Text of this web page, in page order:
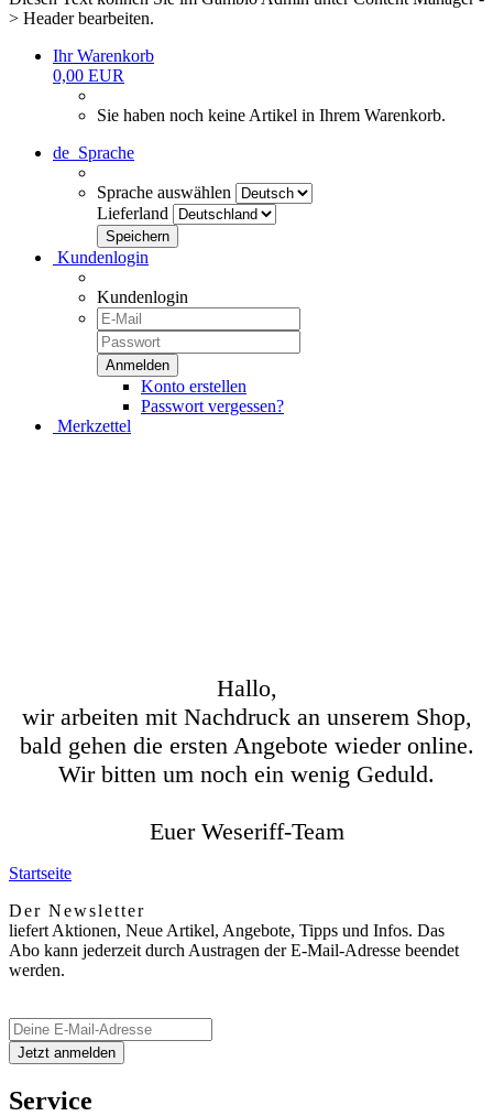
> Header bearbeiten.
Ihr Warenkorb
0,00 EUR
Sie haben noch keine Artikel in Ihrem Warenkorb.
de Sprache
Sprache auswählen
Lieferland
Kundenlogin
Kundenlogin
Konto erstellen
Passwort vergessen?
Merkzettel
Hallo,
wir arbeiten mit Nachdruck an unserem Shop,
bald gehen die ersten Angebote wieder online.
Wir bitten um noch ein wenig Geduld.
Euer Weseriff-Team
Startseite
Der Newsletter
liefert Aktionen, Neue Artikel, Angebote, Tipps und Infos. Das
Abo kann jederzeit durch Austragen der E-Mail-Adresse beendet
werden.
Service